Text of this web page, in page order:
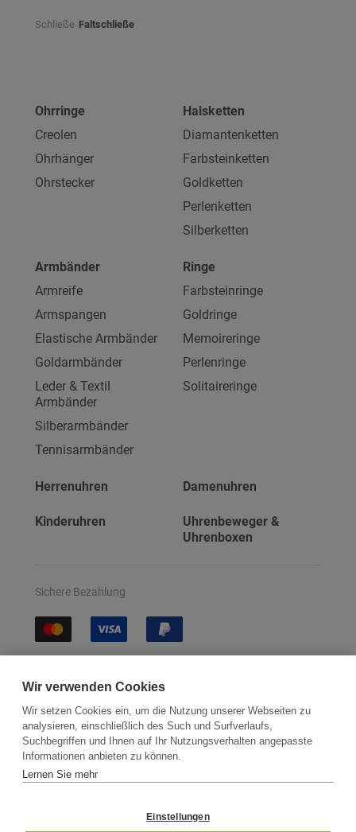
Schließe Faltschließe
Ohrringe
Creolen
Ohrhänger
Ohrstecker
Halsketten
Diamantenketten
Farbsteinketten
Goldketten
Perlenketten
Silberketten
Armbänder
Armreife
Armspangen
Elastische Armbänder
Goldarmbänder
Leder & Textil
Armbänder
Silberarmbänder
Tennisarmbänder
Ringe
Farbsteinringe
Goldringe
Memoireringe
Perlenringe
Solitaireringe
Herrenuhren Damenuhren
Kinderuhren
Uhrenbeweger &
Uhrenboxen
Sichere Bezahlung
Kontakt Newsletter Partner
Versand
Wir verwenden Cookies
Wir setzen Cookies ein, um die Nutzung unserer Webseiten zu
analysieren, einschließlich des Such und Surfverlaufs,
Suchbegriffen und Ihnen auf Ihr Nutzungsverhalten angepasste
Informationen anbieten zu können.
Lernen Sie mehr
Einstellungen